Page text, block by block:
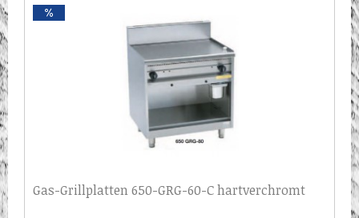
Gas-Grillplatten 650-GRG-60-C hartverchromt